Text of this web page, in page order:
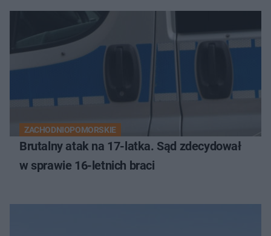
ZACHODNIOPOMORSKIE
Brutalny atak na 17-latka. Sąd zdecydował
w sprawie 16-letnich braci